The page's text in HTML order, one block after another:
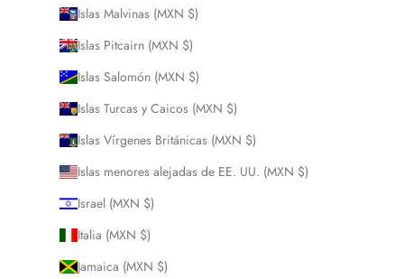
Islas Malvinas (MXN $)
Islas Pitcairn (MXN $)
Islas Salomón (MXN $)
Islas Turcas y Caicos (MXN $)
Islas Vírgenes Británicas (MXN $)
Islas menores alejadas de EE. UU. (MXN $)
Israel (MXN $)
Italia (MXN $)
Jamaica (MXN $)